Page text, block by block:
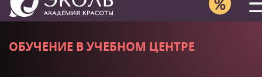
ОБУЧЕНИЕ В УЧЕБНОМ ЦЕНТРЕ